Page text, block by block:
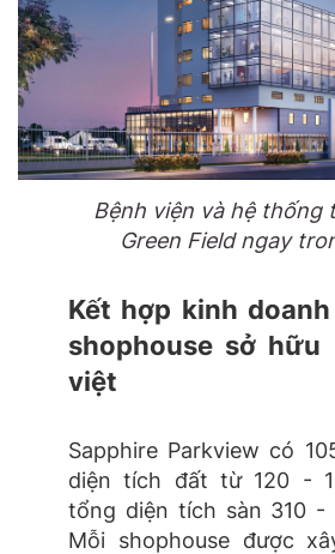
Bệnh viện và hệ thống
Green Field ngay
Kết hợp kinh
shophouse sở
việt
Sapphire Parkview có
diện tích đất từ 120 -
tổng diện tích sàn 310 -
Mỗi shophouse được